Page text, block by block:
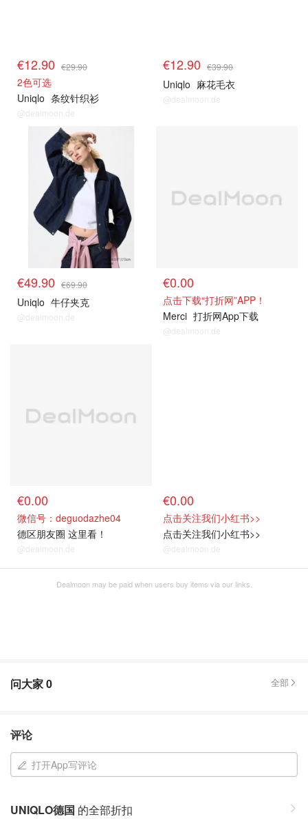
€12.90 €29.90
2色可选
Uniqlo 条纹针织衫
@dealmoon.de
€12.90 €39.90
Uniqlo 麻花毛衣
@dealmoon.de
其他精选
€49.90 €69.90
Uniqlo 牛仔夹克
@dealmoon.de
€0.00
点击下载“打折网”APP！
Merci 打折网App下载
@dealmoon.de
€0.00
微信号：deguodazhe04
德区朋友圈 这里看！
@dealmoon.de
€0.00
点击关注我们小红书>>
点击关注我们小红书>>
@dealmoon.de
Dealmoon may be paid when users buy items via our links.
问大家0 全部
评论
打开App写评论
UNIQLO德国 的全部折扣